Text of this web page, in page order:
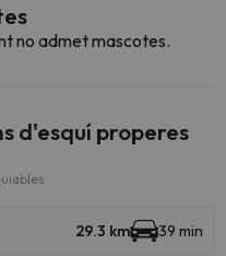
no admet mascotes.
d'esquí properes
29.3 km 39 min